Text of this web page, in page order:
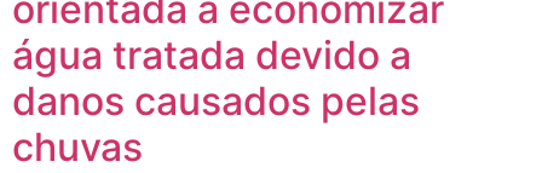
orientada a economizar
água tratada devido a
danos causados pelas
chuvas